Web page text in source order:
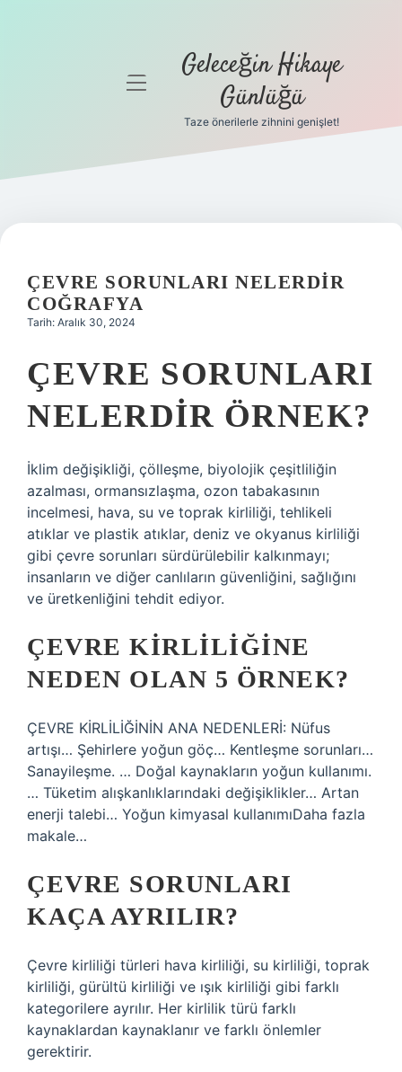
Gizlilik
Hakkımızda
menüyü Geleceğin Hikaye
Günlüğü
Taze önerilerle zihnini genişlet!
ÇEVRE SORUNLARI NELERDIR
COĞRAFYA
Tarih: Aralık 30, 2024
ÇEVRE SORUNLARI
NELERDIR ÖRNEK?
İklim değişikliği, çölleşme, biyolojik çeşitliliğin
azalması, ormansızlaşma, ozon tabakasının
incelmesi, hava, su ve toprak kirliliği, tehlikeli
atıklar ve plastik atıklar, deniz ve okyanus kirliliği
gibi çevre sorunları sürdürülebilir kalkınmayı;
insanların ve diğer canlıların güvenliğini, sağlığını
ve üretkenliğini tehdit ediyor.
ÇEVRE KIRLILIĞINE
NEDEN OLAN 5 ÖRNEK?
ÇEVRE KİRLİLİĞİNİN ANA NEDENLERİ: Nüfus
artışı… Şehirlere yoğun göç… Kentleşme sorunları…
Sanayileşme. … Doğal kaynakların yoğun kullanımı.
… Tüketim alışkanlıklarındaki değişiklikler… Artan
enerji talebi… Yoğun kimyasal kullanımıDaha fazla
makale…
ÇEVRE SORUNLARI
KAÇA AYRILIR?
Çevre kirliliği türleri hava kirliliği, su kirliliği, toprak
kirliliği, gürültü kirliliği ve ışık kirliliği gibi farklı
kategorilere ayrılır. Her kirlilik türü farklı
kaynaklardan kaynaklanır ve farklı önlemler
gerektirir.